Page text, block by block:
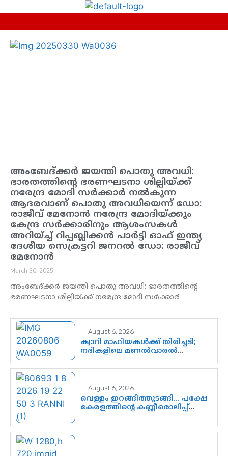
അംബേദ്ക്കർ ജയന്തി പൊതു അവധി:
ഭാരതത്തിന്റെ ഭരണഘടനാ ശില്പിയ്ക്ക്
നരേന്ദ്ര മോദി സർക്കാർ നൽകുന്ന
ആദരവാണ് പൊതു അവധിയെന്ന് ഡോ:
രാജീവ് മേനോൻ നരേന്ദ്ര മോദിയ്ക്കും
കേന്ദ്ര സർക്കാരിനും ആശംസകൾ
അറിയ്ച്ച് റിപ്പബ്ലിക്കൻ പാർട്ടി ഓഫ് ഇന്ത്യ
ദേശീയ സെക്രട്ടറി ജനറൽ ഡോ: രാജീവ്
മേനോൻ
March 30, 2025
അംബേദ്ക്കർ ജയന്തി പൊതു അവധി: ഭാരതത്തിന്റെ
ഭരണഘടനാ ശില്പിയ്ക്ക് നരേന്ദ്ര മോദി സർക്കാർ
August 6, 2026
ക്വാറി മാഫിയകൾക്ക് തിരിച്ചടി;
നദികളിലെ മണൽവാരൽ
സർക്കാർ തീരുമാനം
August 6, 2026
വെള്ളം ഇറങ്ങിത്തുടങ്ങി… പക്ഷേ
കേരളത്തിന്റെ കണ്ണീരൊലിപ്പ്